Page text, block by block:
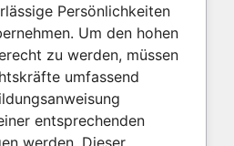
Persönlichkeiten
Um den hohen
zu werden, müssen
umfassend
entsprechenden
werden. Dieser